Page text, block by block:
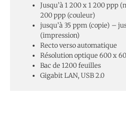
Jusqu’à 1 200 x 1 200 ppp
200 ppp (couleur)
jusqu’à 35 ppm (copie) –
(impression)
Recto verso automatique
Résolution optique 600 x
Bac de 1200 feuilles
Gigabit LAN, USB 2.0